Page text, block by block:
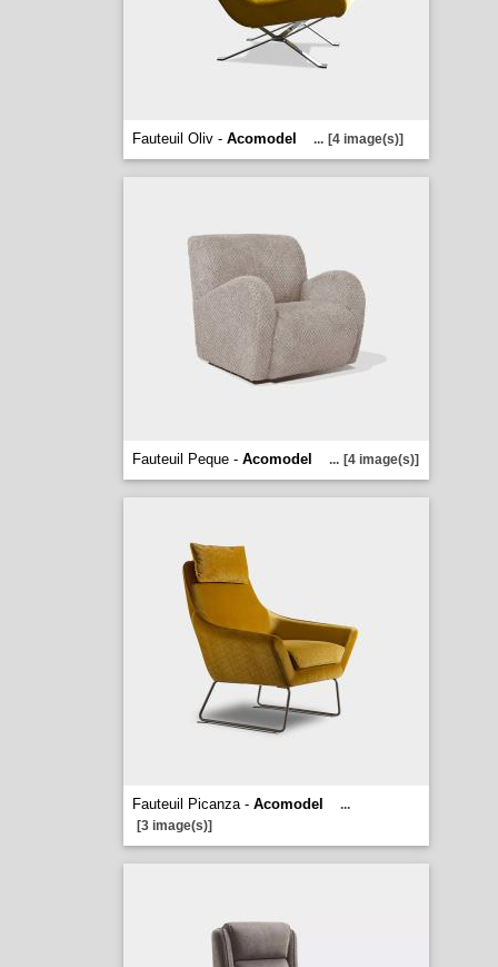
Fauteuil Oliv - Acomodel ... [4 image(s)]
Fauteuil Peque - Acomodel ... [4 image(s)]
Fauteuil Picanza - Acomodel
...
[3 image(s)]